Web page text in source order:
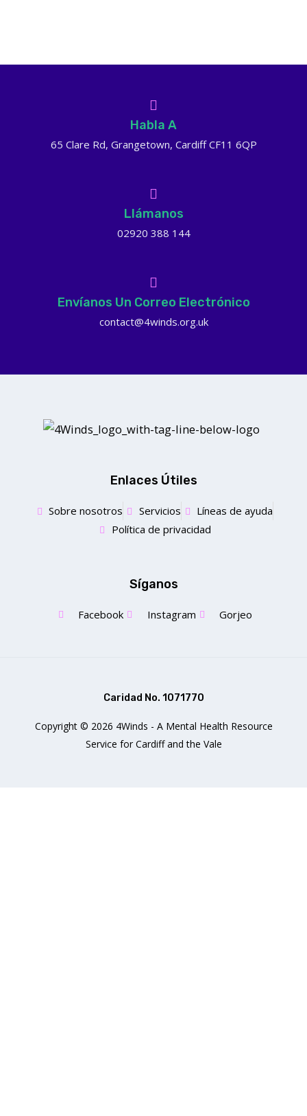
Habla A
65 Clare Rd, Grangetown, Cardiff CF11 6QP
Llámanos
02920 388 144
Envíanos Un Correo Electrónico
contact@4winds.org.uk
Enlaces Útiles
Sobre nosotros Servicios
Líneas de ayuda
Política de privacidad
Síganos
Facebook Instagram Gorjeo
Copyright © 2026 4Winds - A Mental Health Resource
Service for Cardiff and the Vale
Caridad No. 1071770